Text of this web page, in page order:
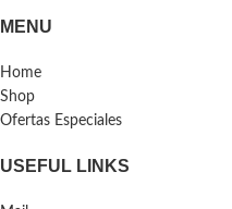
MENU
Home
Shop
Ofertas Especiales
USEFUL LINKS